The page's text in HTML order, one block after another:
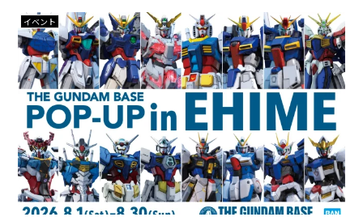
イベント